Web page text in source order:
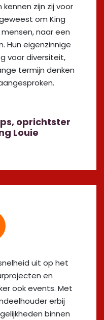
kennen zijn zij voor
om King
naar een
Hun eigenzinnige
voor diversiteit,
termijn denken
oprichtster
Louie
uit op het
en
ook events. Met
erbij
binnen